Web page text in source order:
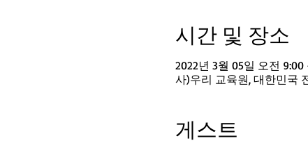
시간 및 장소
2022년 3월 05일 오전
사)우리 교육원, 대한민국
게스트